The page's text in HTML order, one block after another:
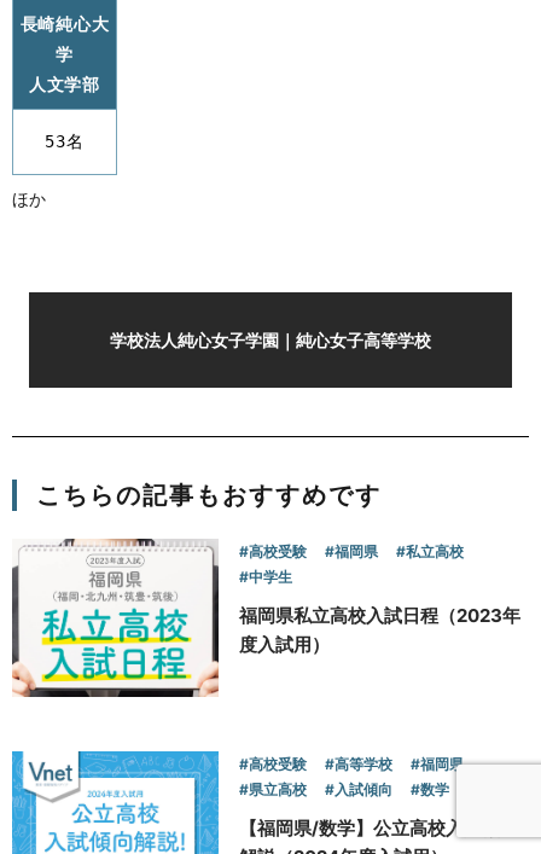
長崎純心大
学
人文学部
53名
ほか
学校法人純心女子学園｜純心女子高等学校
こちらの記事もおすすめです
#高校受験 #福岡県
#私立高校
#中学生
福岡県私立高校入試日程（2023年
度入試用）
#高校受験 #高等学校
#福岡県
#県立高校
#入試傾向 #数学
【福岡県/数学】公立高校入試傾向